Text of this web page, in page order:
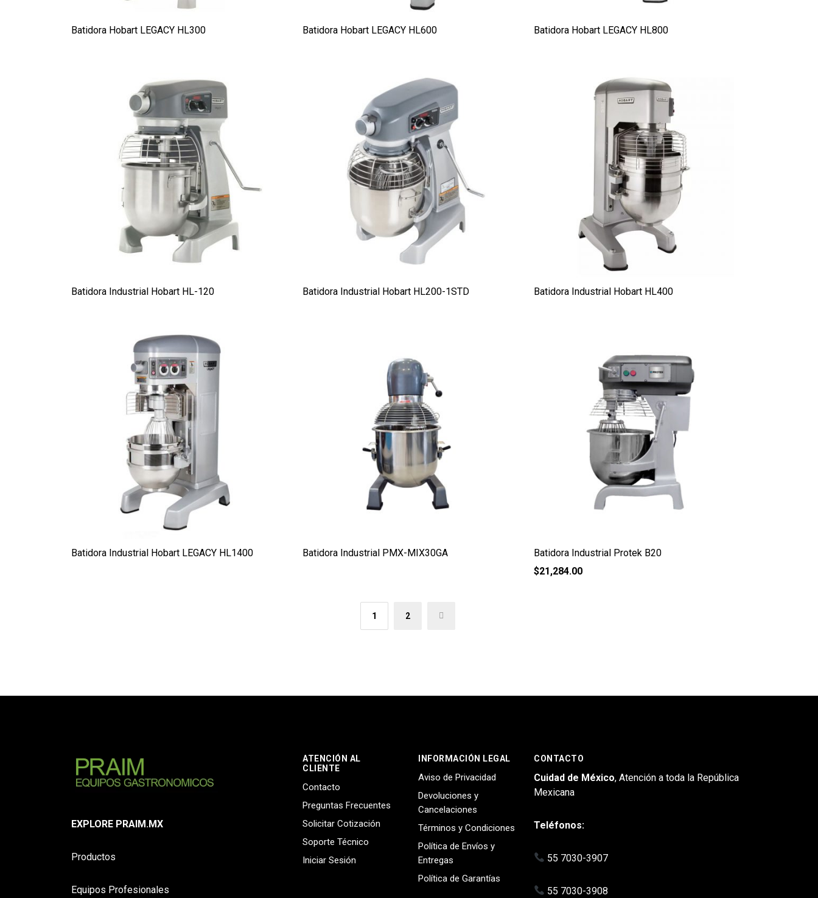
Batidora Hobart LEGACY HL300 Batidora Hobart LEGACY HL600 Batidora Hobart LEGACY HL800
Batidora Industrial Hobart HL-120 Batidora Industrial Hobart HL200-1STD Batidora Industrial Hobart HL400
Batidora Industrial Hobart LEGACY HL1400 Batidora Industrial PMX-MIX30GA
Batidora Industrial Protek B20
$21,284.00
1 2 →
EXPLORE PRAIM.MX
Productos
Equipos Profesionales
ATENCIÓN AL
CLIENTE
Contacto
Preguntas Frecuentes
Solicitar Cotización
Soporte Técnico
Iniciar Sesión
INFORMACIÓN LEGAL
Aviso de Privacidad
Devoluciones y
Cancelaciones
Términos y Condiciones
Política de Envíos y
Entregas
Política de Garantías
CONTACTO
Cuidad de México, Atención a toda la República
Mexicana
Teléfonos:
55 7030-3907
55 7030-3908